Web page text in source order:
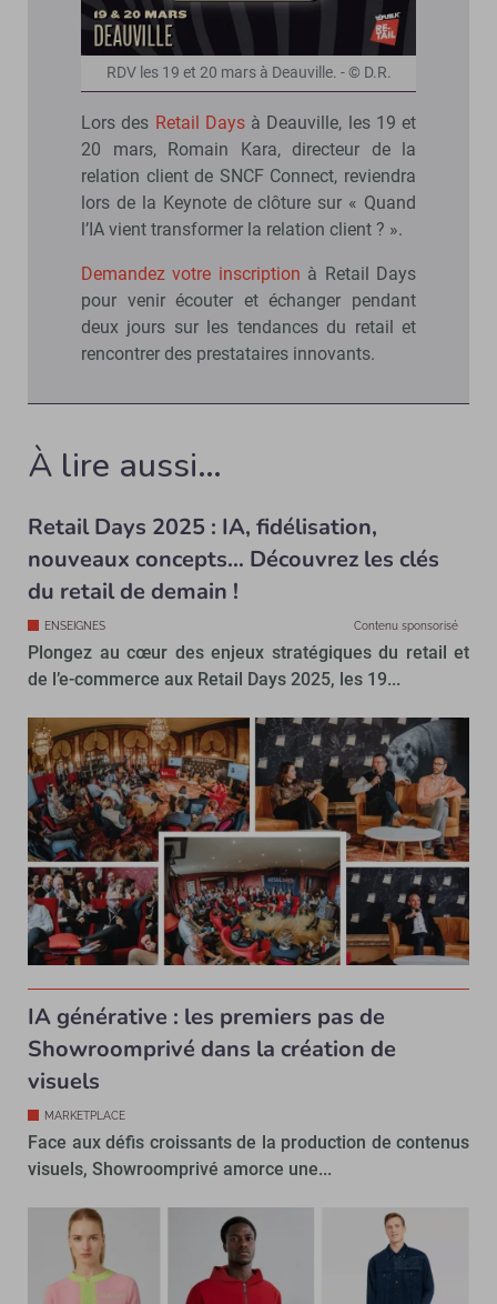
RDV les 19 et 20 mars à Deauville. - © D.R.
Lors des Retail Daysà Deauville, les 19 et
20 mars, Romain Kara, directeur de la
relation client de SNCF Connect, reviendra
lors de la Keynote de clôture sur « Quand
l’IA vient transformer la relation client ? ».
Demandez votre inscription à Retail Days
pour venir écouter et échanger pendant
deux jours sur les tendances du retail et
rencontrer des prestataires innovants.
À lire aussi…
Retail Days 2025 : IA, fidélisation,
nouveaux concepts… Découvrez les clés
du retail de demain !
ENSEIGNES Contenu sponsorisé
Plongez au cœur des enjeux stratégiques du retail et
de l’e-commerce aux Retail Days 2025, les 19...
IA générative : les premiers pas de
Showroomprivé dans la création de
visuels
MARKETPLACE
Face aux défis croissants de la production de contenus
visuels, Showroomprivé amorce une...